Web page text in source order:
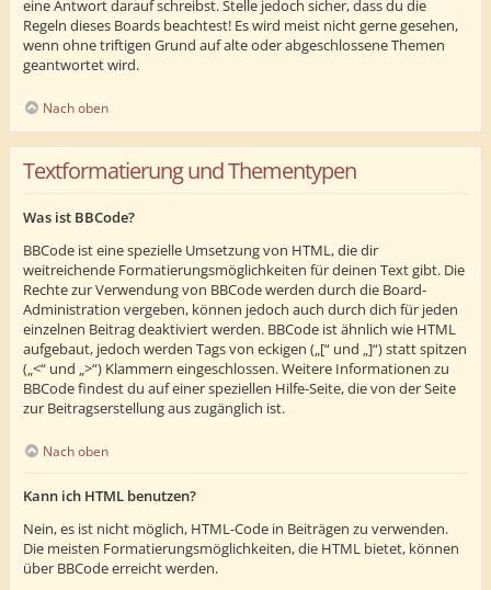
eine Antwort darauf schreibst. Stelle jedoch sicher, dass du die
Regeln dieses Boards beachtest! Es wird meist nicht gerne gesehen,
wenn ohne triftigen Grund auf alte oder abgeschlossene Themen
geantwortet wird.
Nach oben
Textformatierung und Thementypen
Was ist BBCode?
BBCode ist eine spezielle Umsetzung von HTML, die dir
weitreichende Formatierungsmöglichkeiten für deinen Text gibt. Die
Rechte zur Verwendung von BBCode werden durch die Board-
Administration vergeben, können jedoch auch durch dich für jeden
einzelnen Beitrag deaktiviert werden. BBCode ist ähnlich wie HTML
aufgebaut, jedoch werden Tags von eckigen („[“ und „]“) statt spitzen
(„<“ und „>“) Klammern eingeschlossen. Weitere Informationen zu
BBCode findest du auf einer speziellen Hilfe-Seite, die von der Seite
zur Beitragserstellung aus zugänglich ist.
Nach oben
Kann ich HTML benutzen?
Nein, es ist nicht möglich, HTML-Code in Beiträgen zu verwenden.
Die meisten Formatierungsmöglichkeiten, die HTML bietet, können
über BBCode erreicht werden.